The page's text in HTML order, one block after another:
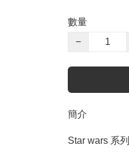
數量
−
簡介
Star wars 系